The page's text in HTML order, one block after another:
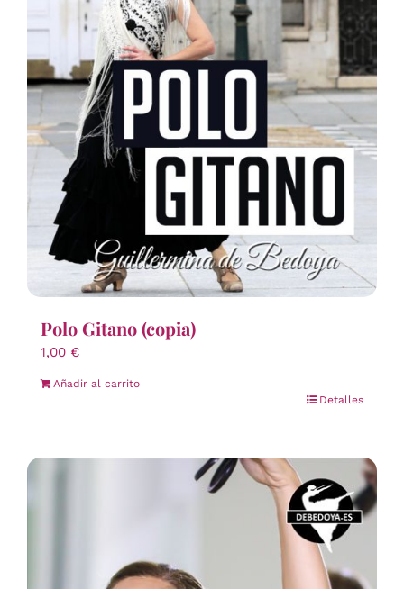
Polo Gitano (copia)
1,00 €
Añadir al carrito
Detalles